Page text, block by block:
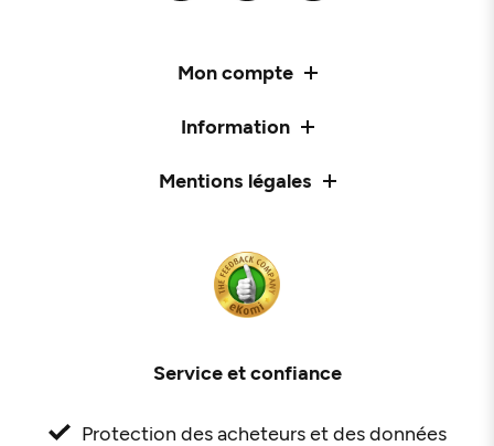
Mon compte
Information
Mentions légales
Service et confiance
Protection des acheteurs et des données